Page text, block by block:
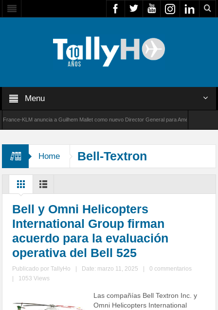
Menu
KLM anuncia a Guilhem Mallet como nuevo Director General para América Latina
Home Bell-Textron
Bell y Omni Helicopters
International Group firman
acuerdo para la evaluación
operativa del Bell 525
Publicado porTallyHo Date: marzo 11, 2025
0 commentarios
1053 Views
Las compañías Bell Textron Inc. y
Omni Helicopters International